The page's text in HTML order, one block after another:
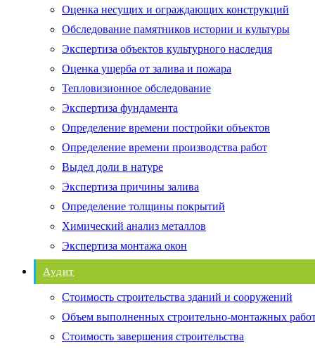
Оценка несущих и ограждающих конструкций
Обследование памятников истории и культуры
Экспертиза объектов культурного наследия
Оценка ущерба от залива и пожара
Тепловизионное обследование
Экспертиза фундамента
Определение времени постройки объектов
Определение времени производства работ
Выдел доли в натуре
Экспертиза причины залива
Определение толщины покрытий
Химический анализ металлов
Экспертиза монтажа окон
Аудит
Стоимость строительства зданий и сооружений
Объем выполненных строительно-монтажных
Стоимость завершения строительства